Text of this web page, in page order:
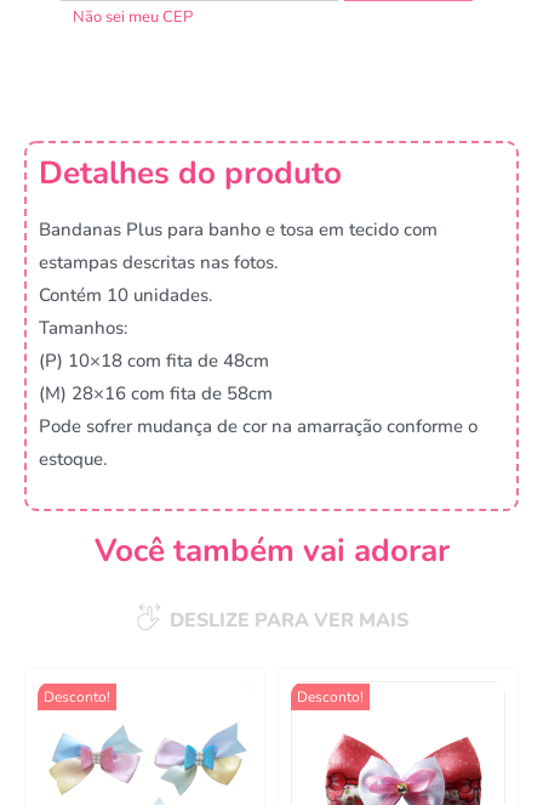
Não sei meu CEP
Detalhes do produto
Bandanas Plus para banho e tosa em tecido com
estampas descritas nas fotos.
Contém 10 unidades.
Tamanhos:
(P) 10×18 com fita de 48cm
(M) 28×16 com fita de 58cm
Pode sofrer mudança de cor na amarração conforme o
estoque.
Você também vai adorar
DESLIZE PARA VER MAIS
Desconto! Desconto!
Campanha lançada com